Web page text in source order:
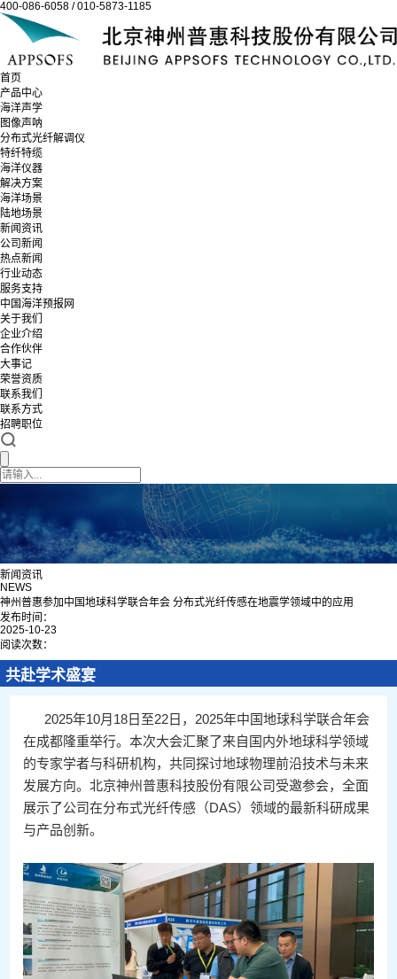
400-086-6058 / 010-5873-1185
首页
产品中心
海洋声学
图像声呐
分布式光纤解调仪
特纤特缆
海洋仪器
解决方案
海洋场景
陆地场景
新闻资讯
公司新闻
热点新闻
行业动态
服务支持
中国海洋预报网
关于我们
企业介绍
合作伙伴
大事记
荣誉资质
联系我们
联系方式
招聘职位
新闻资讯
NEWS
神州普惠参加中国地球科学联合年会 分布式光纤传感在地震学领域中的应用
发布时间：
2025-10-23
阅读次数：
共赴学术盛宴
2025年10月18日至22日，2025年中国地球科学联合年会
在成都隆重举行。本次大会汇聚了来自国内外地球科学领域
的专家学者与科研机构，共同探讨地球物理前沿技术与未来
发展方向。北京神州普惠科技股份有限公司受邀参会，全面
展示了公司在分布式光纤传感（DAS）领域的最新科研成果
与产品创新。